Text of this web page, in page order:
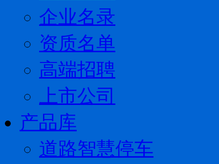
企业名录
资质名单
高端招聘
上市公司
产品库
道路智慧停车